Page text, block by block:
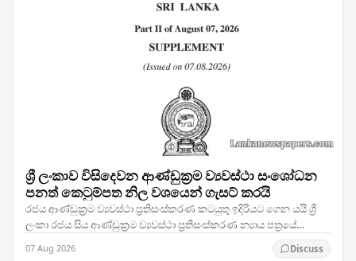
ශ්‍රී ලංකාව විසිදෙවන ආණ්ඩුක්‍රම ව්‍යවස්ථා සංශෝධන
පනත් කෙටුම්පත නිල වශයෙන් ගැසට් කරයි
රජය ආණ්ඩුක්‍රම ව්‍යවස්ථා ප්‍රතිසංස්කරණ කටයුතු ඉදිරියට ගෙන යයි ශ්‍රී
ලංකා රජය සිය ආණ්ඩුක්‍රම ව්‍යවස්ථා ප්‍රතිසංස්කරණ න්‍යාය පත්‍රයේ
07 Aug 2026 Discuss